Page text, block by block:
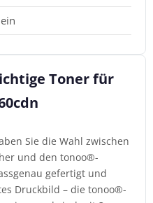
Toner für
Sie die Wahl zwischen
und den tonoo®-
gefertigt und
Druckbild – die tonoo®-